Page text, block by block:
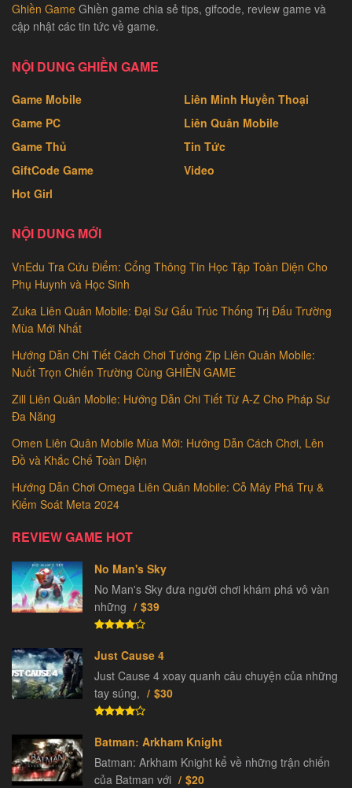
Ghiền Game Ghiền game chia sẻ tips, gifcode, review game và
cập nhật các tin tức về game.
NỘI DUNG GHIỀN GAME
Game Mobile
Game PC
Game Thủ
GiftCode Game
Hot Girl
Liên Minh Huyền Thoại
Liên Quân Mobile
Tin Tức
Video
NỘI DUNG MỚI
VnEdu Tra Cứu Điểm: Cổng Thông Tin Học Tập Toàn Diện Cho
Phụ Huynh và Học Sinh
Zuka Liên Quân Mobile: Đại Sư Gấu Trúc Thống Trị Đấu Trường
Mùa Mới Nhất
Hướng Dẫn Chi Tiết Cách Chơi Tướng Zip Liên Quân Mobile:
Nuốt Trọn Chiến Trường Cùng GHIỀN GAME
Zill Liên Quân Mobile: Hướng Dẫn Chi Tiết Từ A-Z Cho Pháp Sư
Đa Năng
Omen Liên Quân Mobile Mùa Mới: Hướng Dẫn Cách Chơi, Lên
Đồ và Khắc Chế Toàn Diện
Hướng Dẫn Chơi Omega Liên Quân Mobile: Cỗ Máy Phá Trụ &
Kiểm Soát Meta 2024
REVIEW GAME HOT
No Man's Sky
No Man's Sky đưa người chơi khám phá vô vàn
những
$39
Just Cause 4
Just Cause 4 xoay quanh câu chuyện của những
tay súng,
$30
Batman: Arkham Knight
Batman: Arkham Knight kể về những trận chiến
của Batman với
$20